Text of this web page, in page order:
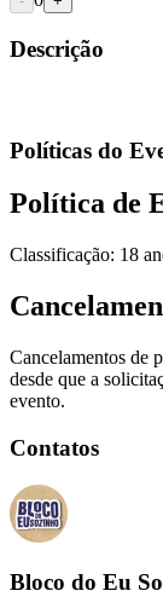
Descrição
Políticas do
Política de
Classificação: 18
Cancelamentos de
desde que a
evento.
Contatos
Bloco do Eu